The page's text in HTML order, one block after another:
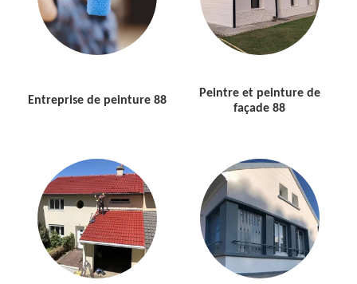
Entreprise de peinture 88
Peintre et peinture de
façade 88